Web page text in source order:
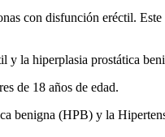
con disfunción eréctil.
y la hiperplasia prostática
de 18 años de edad.
benigna (HPB) y la